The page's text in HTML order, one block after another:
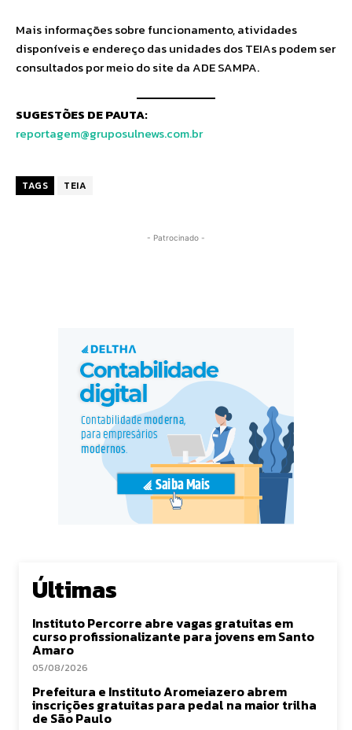
Mais informações sobre ​funcionamento​, atividades
disponíveis e endereço das unidades dos TEIAs podem ser
consultados por meio do site da ADE SAMPA.
SUGESTÕES DE PAUTA:
reportagem@gruposulnews.com.br
TAGS TEIA
- Patrocinado -
Últimas
Instituto Percorre abre vagas gratuitas em
curso profissionalizante para jovens em Santo
Amaro
05/08/2026
Prefeitura e Instituto Aromeiazero abrem
inscrições gratuitas para pedal na maior trilha
de São Paulo